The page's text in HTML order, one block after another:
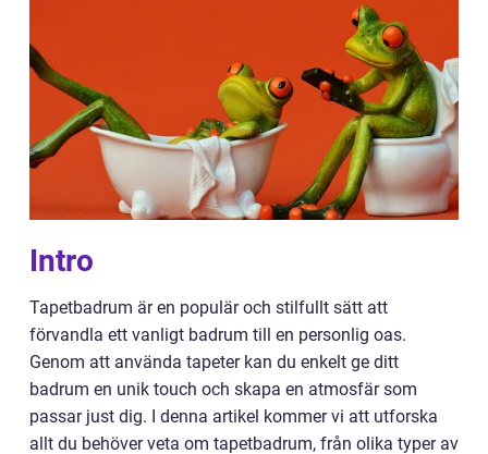
Intro
Tapetbadrum är en populär och stilfullt sätt att
förvandla ett vanligt badrum till en personlig oas.
Genom att använda tapeter kan du enkelt ge ditt
badrum en unik touch och skapa en atmosfär som
passar just dig. I denna artikel kommer vi att utforska
allt du behöver veta om tapetbadrum, från olika typer av